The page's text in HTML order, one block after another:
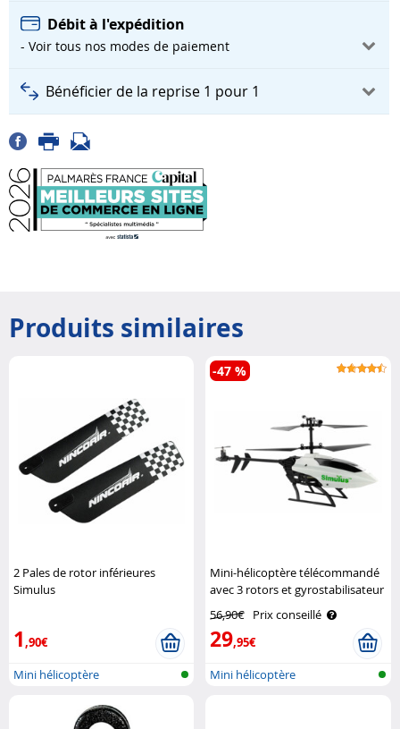
Débit à l'expédition
- Voir tous nos modes de paiement
Bénéficier de la reprise 1 pour 1
Produits similaires
2 Pales de rotor inférieures
Simulus
1,90€
Mini hélicoptère
Mini-hélicoptère télécommandé
avec 3 rotors et gyrostabilisateur
56,90€ Prix conseillé
29,95€
-47 %
Mini hélicoptère